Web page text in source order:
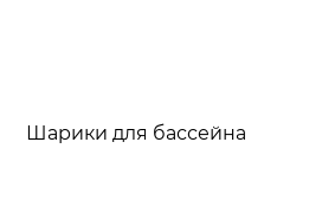
Шарики для бассейна